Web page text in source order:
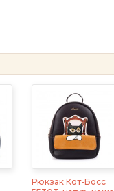
Рюкзак Кот-Босс